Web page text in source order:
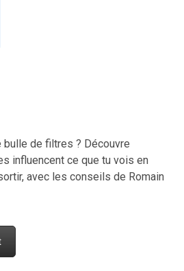
bulle de filtres ? Découvre
influencent ce que tu vois en
avec les conseils de Romain